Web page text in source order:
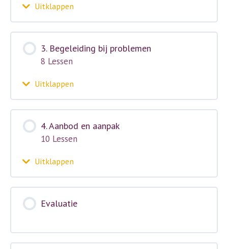
Uitklappen
2.
Signaleren,
bronnen
hulpmiddelen
3. Begeleiding bij problemen
8 Lessen
Uitklappen
3.
Begeleiding
bij
4. Aanbod en aanpak
10 Lessen
Uitklappen
4.
Aanbod
en
Evaluatie